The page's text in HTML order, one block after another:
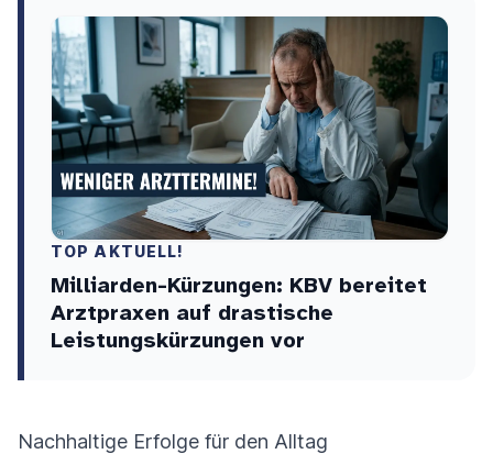
TOP AKTUELL!
Milliarden-Kürzungen: KBV bereitet
Arztpraxen auf drastische
Leistungskürzungen vor
Nachhaltige Erfolge für den Alltag